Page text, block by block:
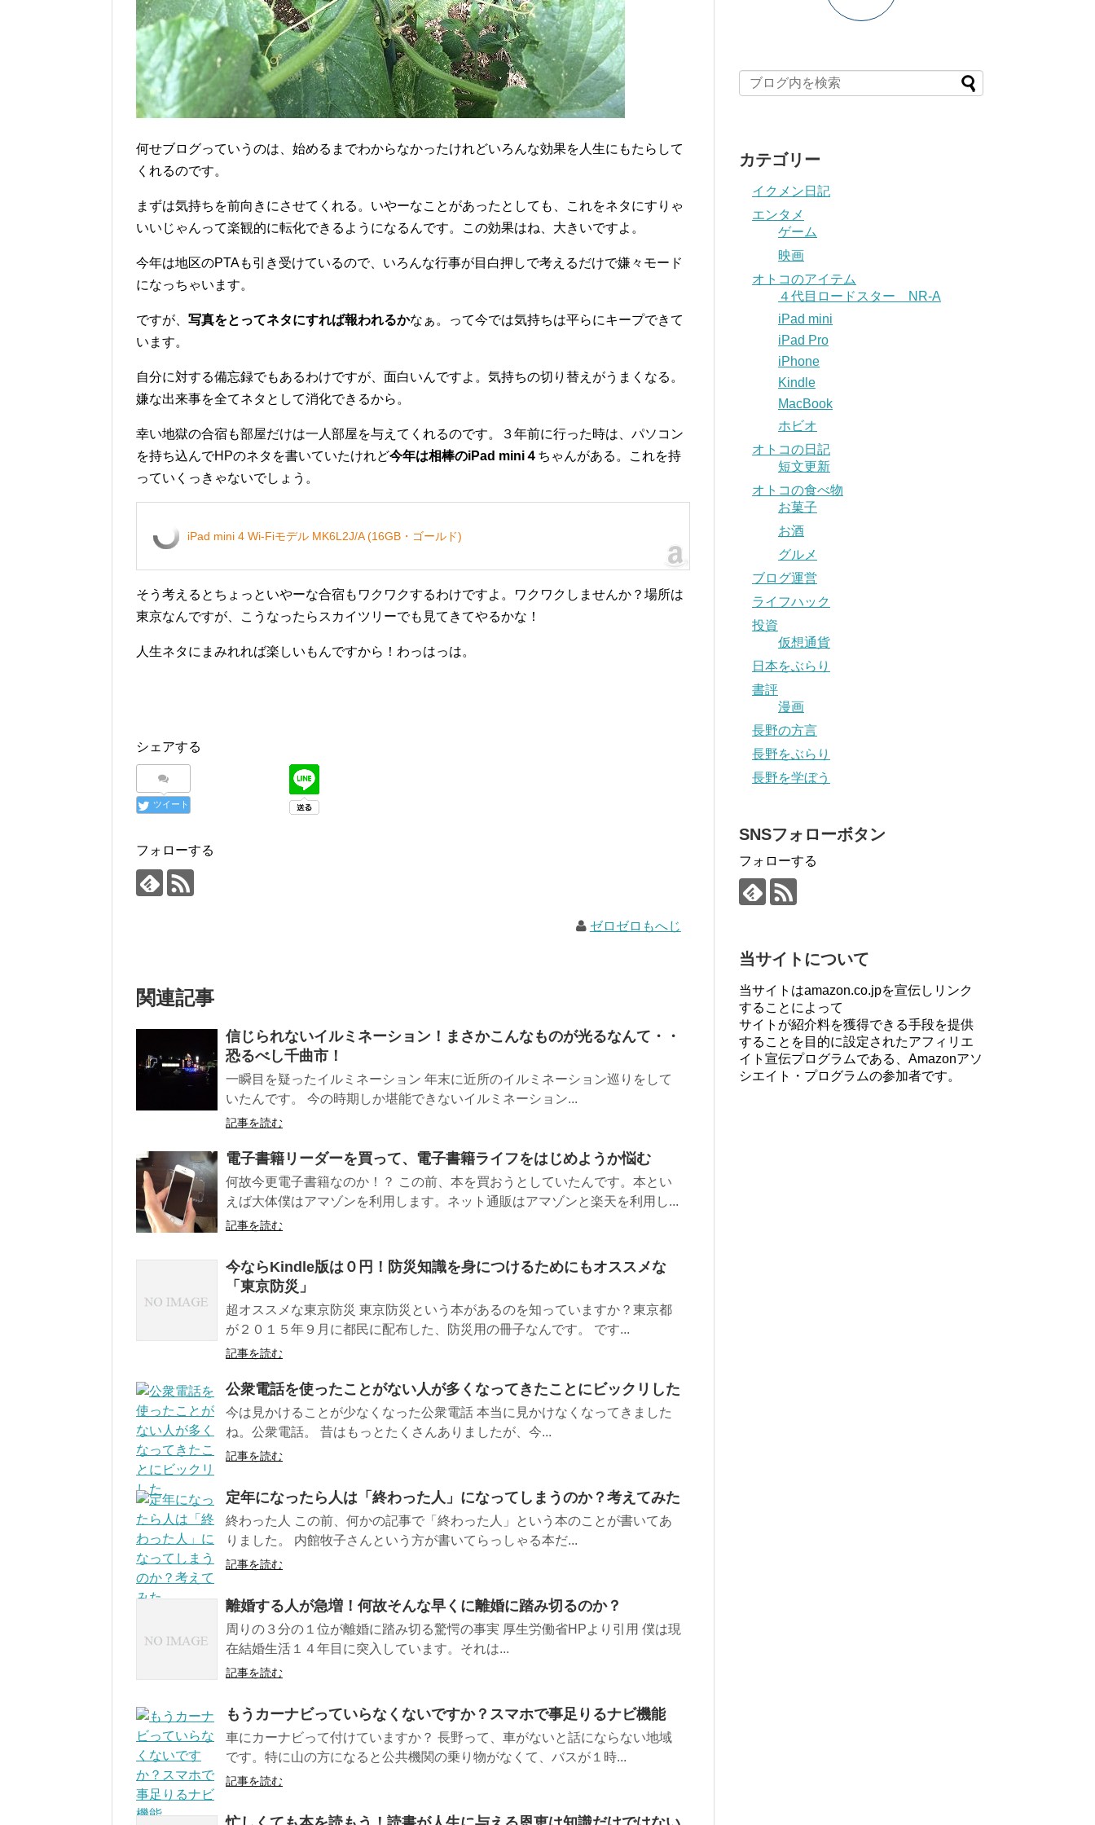
何せブログっていうのは、始めるまでわからなかったけれどいろんな効果を人生にもたらして
くれるのです。
まずは気持ちを前向きにさせてくれる。いやーなことがあったとしても、これをネタにすりゃ
いいじゃんって楽観的に転化できるようになるんです。この効果はね、大きいですよ。
今年は地区のPTAも引き受けているので、いろんな行事が目白押しで考えるだけで嫌々モード
になっちゃいます。
ですが、 写真をとってネタにすれば報われるかなぁ。って今では気持ちは平らにキープできて
います。
自分に対する備忘録でもあるわけですが、面白いんですよ。気持ちの切り替えがうまくなる。
嫌な出来事を全てネタとして消化できるから。
幸い地獄の合宿も部屋だけは一人部屋を与えてくれるのです。３年前に行った時は、パソコン
を持ち込んでHPのネタを書いていたけれど今年は相棒のiPad mini４ ちゃんがある。これを持
っていくっきゃないでしょう。
iPad mini 4 Wi-Fiモデル MK6L2J/A (16GB・ゴールド)
そう考えるとちょっといやーな合宿もワクワクするわけですよ。ワクワクしませんか？場所は
東京なんですが、こうなったらスカイツリーでも見てきてやるかな！
人生ネタにまみれれば楽しいもんですから！わっはっは。
シェアする
ツイート
フォローする
ゼロゼロもへじ
関連記事
信じられないイルミネーション！まさかこんなものが光るなんて・・
恐るべし千曲市！
一瞬目を疑ったイルミネーション 年末に近所のイルミネーション巡りをして
いたんです。 今の時期しか堪能できないイルミネーション...
記事を読む
電子書籍リーダーを買って、電子書籍ライフをはじめようか悩む
何故今更電子書籍なのか！？ この前、本を買おうとしていたんです。本とい
えば大体僕はアマゾンを利用します。ネット通販はアマゾンと楽天を利用し...
記事を読む
今ならKindle版は０円！防災知識を身につけるためにもオススメな
「東京防災」
超オススメな東京防災 東京防災という本があるのを知っていますか？東京都
が２０１５年９月に都民に配布した、防災用の冊子なんです。 です...
記事を読む
公衆電話を使ったことがない人が多くなってきたことにビックリした
今は見かけることが少なくなった公衆電話 本当に見かけなくなってきました
ね。公衆電話。 昔はもっとたくさんありましたが、今...
記事を読む
定年になったら人は「終わった人」になってしまうのか？考えてみた
終わった人 この前、何かの記事で「終わった人」という本のことが書いてあ
りました。 内館牧子さんという方が書いてらっしゃる本だ...
記事を読む
離婚する人が急増！何故そんな早くに離婚に踏み切るのか？
周りの３分の１位が離婚に踏み切る驚愕の事実 厚生労働省HPより引用 僕は現
在結婚生活１４年目に突入しています。それは...
記事を読む
もうカーナビっていらなくないですか？スマホで事足りるナビ機能
車にカーナビって付けていますか？ 長野って、車がないと話にならない地域
です。特に山の方になると公共機関の乗り物がなくて、バスが１時...
記事を読む
カテゴリー
イクメン日記
エンタメ
ゲーム
映画
オトコのアイテム
４代目ロードスター NR-A
iPad mini
iPad Pro
iPhone
Kindle
MacBook
ホビオ
オトコの日記
短文更新
オトコの食べ物
お菓子
お酒
グルメ
ブログ運営
ライフハック
投資
仮想通貨
日本をぶらり
書評
漫画
長野の方言
長野をぶらり
長野を学ぼう
SNSフォローボタン
フォローする
当サイトについて
当サイトはamazon.co.jpを宣伝しリンク
することによって
サイトが紹介料を獲得できる手段を提供
することを目的に設定されたアフィリエ
イト宣伝プログラムである、Amazonアソ
シエイト・プログラムの参加者です。